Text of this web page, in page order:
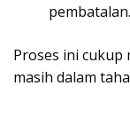
pembatalan.
Proses ini cukup
masih dalam